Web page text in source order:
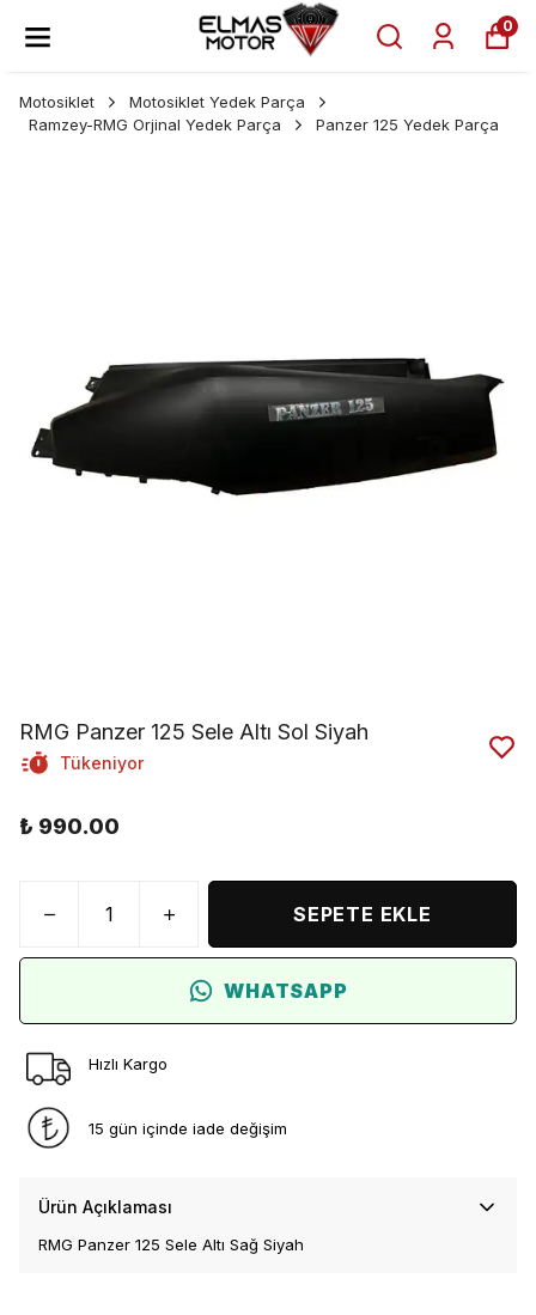
0
Motosiklet
Motosiklet Yedek Parça
Ramzey-RMG Orjinal Yedek Parça
Panzer 125 Yedek Parça
RMG Panzer 125 Sele Altı Sol Siyah
Tükeniyor
₺ 990.00
SEPETE EKLE
WHATSAPP
Hızlı Kargo
15 gün içinde iade değişim
Ürün Açıklaması
RMG Panzer 125 Sele Altı Sağ Siyah